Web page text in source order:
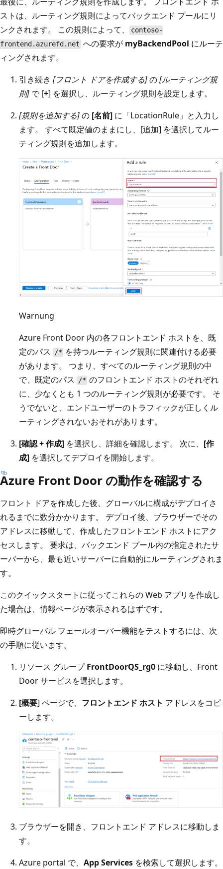
ストは、ルーティング規則によってバックエンド プールにリ
ンクされます。 この規則によって、
contoso-
frontend.azurefd.net への要求が myBackendPool にルーテ
ィングされます。
引き続き [フロント ドアを作成する]の[ルーティング規
則] で [+] を選択し、ルーティング規則を設定します。
[規則を追加する]の [名前] に「LocationRule」と入力し
ます。 すべて既定値のままにし、[追加] を選択してルー
ティング規則を追加します。
Warnung
Azure Front Door 内の各フロントエンド ホストを、既
定のパス
/* を持つルーティング規則に関連付ける必要
があります。 つまり、すべてのルーティング規則の中
で、既定のパス
/* のフロントエンド ホストのそれぞれ
に、少なくとも 1 つのルーティング規則が必要です。 そ
うでないと、エンドユーザーのトラフィックが正しくル
ーティングされないおそれがあります。
[確認 + 作成] を選択し、詳細を確認します。 次に、 [作
成] を選択してデプロイを開始します。
Azure Front Door の動作を確認する
フロント ドアを作成した後、グローバルに構成がデプロイさ
れるまでに数分かかります。 デプロイ後、ブラウザーでその
アドレスに移動して、作成したフロントエンド ホストにアク
セスします。 要求は、バックエンド プール内の指定されたサ
ーバーから、最も近いサーバーに自動的にルーティングされま
す。
このクイックスタートに従ってこれらの Web アプリを作成し
た場合は、情報ページが表示されるはずです。
即時グローバル フェールオーバー機能をテストするには、次
の手順に従います。
リソース グループFrontDoorQS_rg0 に移動し、Front
Door サービスを選択します。
[概要] ページで、 フロントエンド ホスト アドレスをコピ
ーします。
ブラウザーを開き、フロントエンド アドレスに移動しま
す。
Azure portal で、 App Services を検索して選択します。